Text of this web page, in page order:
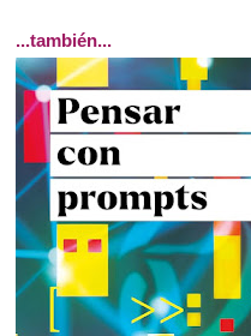
...también...